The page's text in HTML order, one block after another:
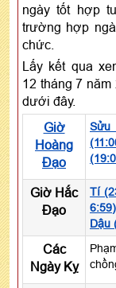
ngày tốt hợp
trường hợp
chức.
Lấy kết qua
12 tháng 7
dưới đây.
Giờ
Hoàng
Đạo
Sửu
Giờ Hắc
Đạo
Tí
6:59)
Dậu
Các
Ngày Kỵ